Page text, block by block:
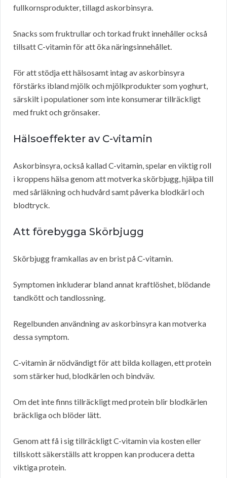
fullkornsprodukter, tillagd askorbinsyra.
Snacks som fruktrullar och torkad frukt innehåller också
tillsatt C-vitamin för att öka näringsinnehållet.
För att stödja ett hälsosamt intag av askorbinsyra
förstärks ibland mjölk och mjölkprodukter som yoghurt,
särskilt i populationer som inte konsumerar tillräckligt
med frukt och grönsaker.
Hälsoeffekter av C-vitamin
Askorbinsyra, också kallad C-vitamin, spelar en viktig roll
i kroppens hälsa genom att motverka skörbjugg, hjälpa till
med sårläkning och hudvård samt påverka blodkärl och
blodtryck.
Att förebygga Skörbjugg
Skörbjugg framkallas av en brist på C-vitamin.
Symptomen inkluderar bland annat kraftlöshet, blödande
tandkött och tandlossning.
Regelbunden användning av askorbinsyra kan motverka
dessa symptom.
C-vitamin är nödvändigt för att bilda kollagen, ett protein
som stärker hud, blodkärlen och bindväv.
Om det inte finns tillräckligt med protein blir blodkärlen
bräckliga och blöder lätt.
Genom att få i sig tillräckligt C-vitamin via kosten eller
tillskott säkerställs att kroppen kan producera detta
viktiga protein.